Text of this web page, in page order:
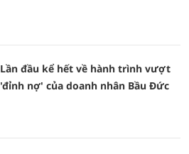
Lần đầu kể hết về hành trình vượt
'đỉnh nợ' của doanh nhân Bầu Đức